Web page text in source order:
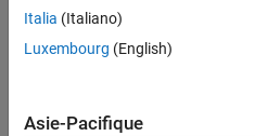
ou
afficher
l’ensemble
d'emploi.
Italia (Italiano)
Luxembourg (English)
Asie-Pacifique